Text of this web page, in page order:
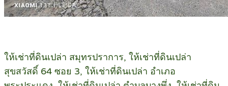
ให้เช่าที่ดินเปล่า สมุทรปราการ, ให้เช่าที่ดินเปล่า
สุขสวัสดิ์ 64 ซอย 3, ให้เช่าที่ดินเปล่า อำเภอ